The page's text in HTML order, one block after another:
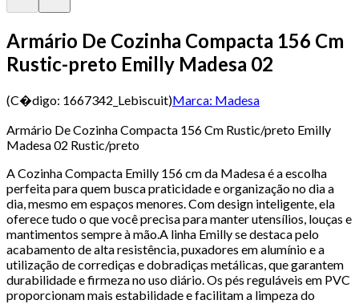
Armário De Cozinha Compacta 156 Cm
Rustic-preto Emilly Madesa 02
(C�digo: 1667342_Lebiscuit)Marca: Madesa
Armário De Cozinha Compacta 156 Cm Rustic/preto Emilly
Madesa 02 Rustic/preto
A Cozinha Compacta Emilly 156 cm da Madesa é a escolha
perfeita para quem busca praticidade e organização no dia a
dia, mesmo em espaços menores. Com design inteligente, ela
oferece tudo o que você precisa para manter utensílios, louças e
mantimentos sempre à mão.A linha Emilly se destaca pelo
acabamento de alta resistência, puxadores em alumínio e a
utilização de corrediças e dobradiças metálicas, que garantem
durabilidade e firmeza no uso diário. Os pés reguláveis em PVC
proporcionam mais estabilidade e facilitam a limpeza do